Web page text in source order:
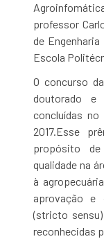
professor
de
Escola
O concurso
doutorado e
concluídas
2017.Esse
propósito
qualidade na
à
aprovação e
(stricto
reconhecidas